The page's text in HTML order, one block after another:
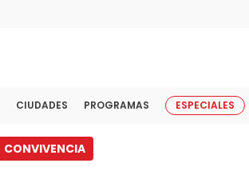
CIUDADES PROGRAMAS ESPECIALES
CONVIVENCIA